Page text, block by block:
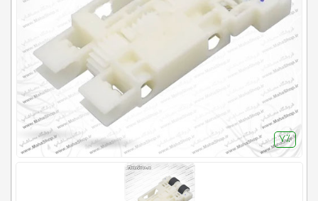
کلاب
محاشاپ
7٪